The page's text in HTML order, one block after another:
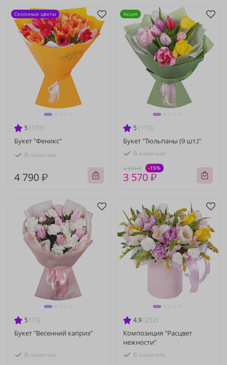
5 (107)
Букет "Феникс"
В наличии
4 790 ₽
Сезонные цветы
5 (118)
Букет "Тюльпаны (9 шт.)"
В наличии
4 200 ₽ -15%
3 570 ₽
Акция
5 (73)
Букет "Весенний каприз"
В наличии
4.9 (252)
Композиция "Расцвет
нежности"
В наличии